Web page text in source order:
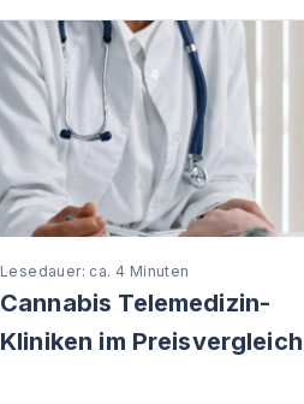
Lesedauer: ca. 4 Minuten
Cannabis Telemedizin-
Kliniken im Preisvergleich